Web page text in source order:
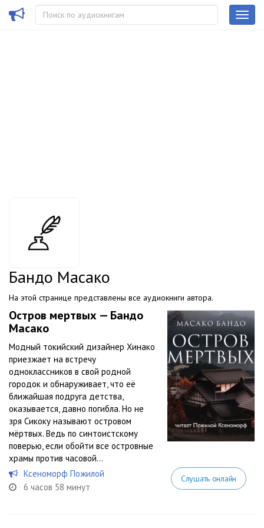
Бандо Масако
На этой странице представлены все аудиокниги автора.
Остров мертвых — Бандо
Масако
Модный токийский дизайнер Хинако
приезжает на встречу
одноклассников в свой родной
городок и обнаруживает, что её
ближайшая подруга детства,
оказывается, давно погибла. Но не
зря Сикоку называют островом
мёртвых. Ведь по синтоистскому
поверью, если обойти все островные
храмы против часовой...
Ксеноморф Пожилой
6 часов 58 минут
Слушать онлайн